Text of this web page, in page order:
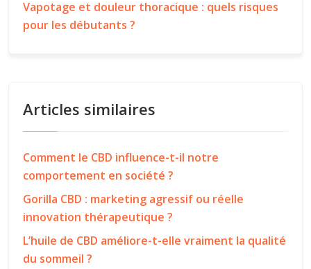
Vapotage et douleur thoracique : quels risques
pour les débutants ?
Articles similaires
Comment le CBD influence-t-il notre
comportement en société ?
Gorilla CBD : marketing agressif ou réelle
innovation thérapeutique ?
L’huile de CBD améliore-t-elle vraiment la qualité
du sommeil ?